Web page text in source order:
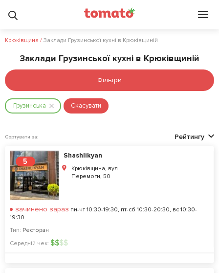
Крюківщина / Заклади Грузинської кухні в Крюківщиній
Заклади Грузинської кухні в Крюківщиній
Фільтри
Грузинська Скасувати
Сортувати за: Рейтингу
5
Shashlikyan
Крюківщина, вул.
Перемоги, 50
зачинено зараз пн-чт 10:30-19:30, пт-сб 10:30-20:30, вс 10:30-
19:30
Тип: Ресторан
Середній чек: $$$$